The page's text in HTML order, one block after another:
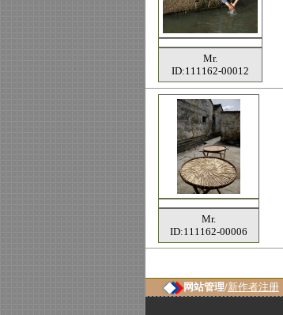
Mr.
ID:111162-00012
Mr.
ID:111162-00006
网站管理/新作者注册